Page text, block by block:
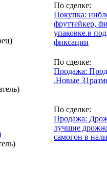
По сделке:
Покупка:
фруттейкер,
упаковке.в
фиксации
По сделке:
Продажа:
.Новые
По сделке:
Продажа:
лучшие
самогон в